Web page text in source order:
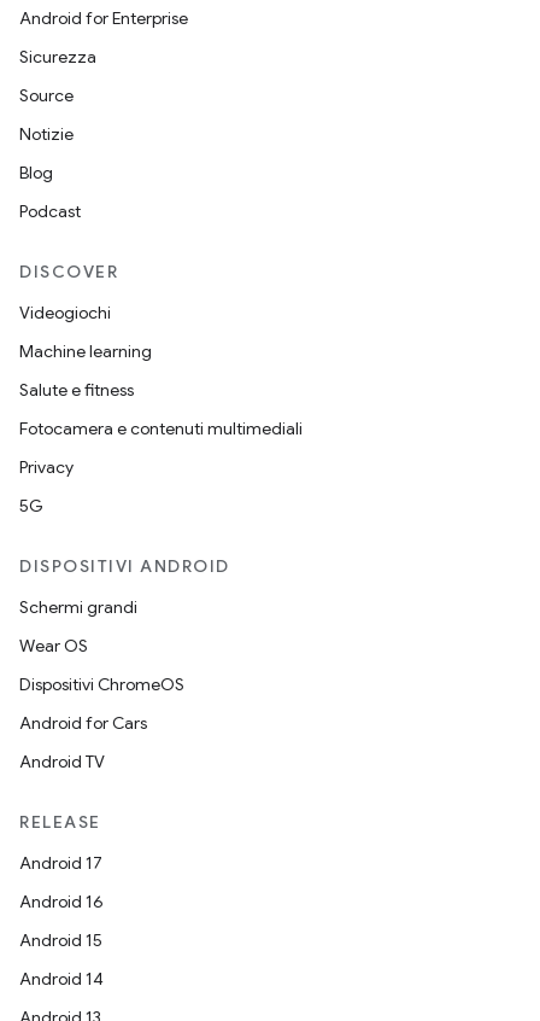
Android for Enterprise
Sicurezza
Source
Notizie
Blog
Podcast
DISCOVER
Videogiochi
Machine learning
Salute e fitness
Fotocamera e contenuti multimediali
Privacy
5G
DISPOSITIVI ANDROID
Schermi grandi
Wear OS
Dispositivi ChromeOS
Android for Cars
Android TV
RELEASE
Android 17
Android 16
Android 15
Android 14